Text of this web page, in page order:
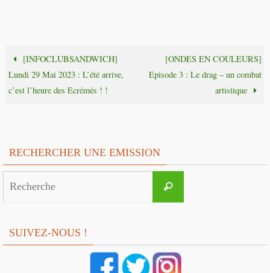
[INFOCLUBSANDWICH]
Lundi 29 Mai 2023 : L’été arrive,
c’est l’heure des Ecrémés ! !
[ONDES EN COULEURS]
Episode 3 : Le drag – un combat
artistique
RECHERCHER UNE EMISSION
Recherche
SUIVEZ-NOUS !